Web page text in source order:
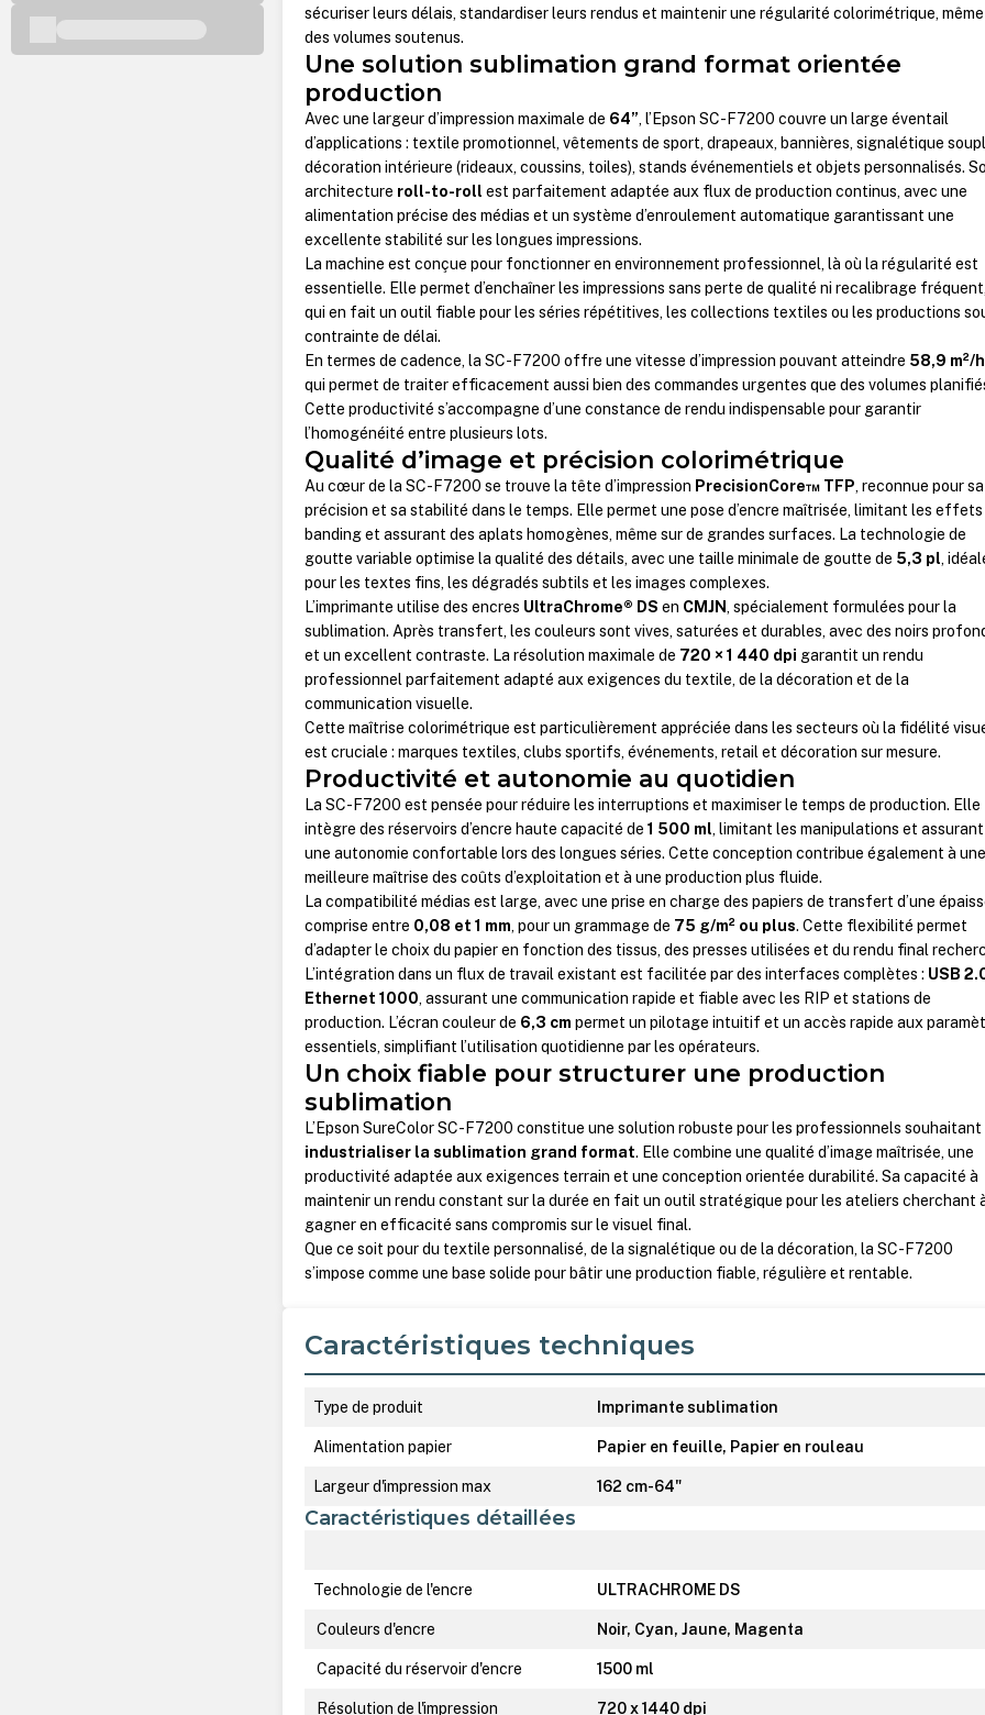
sécuriser leurs délais, standardiser leurs rendus et maintenir une régularité colorimétrique,
des volumes soutenus.
Une solution sublimation grand format orientée
production
Avec une largeur d’impression maximale de 64”, l’Epson SC-F7200 couvre un large éventail
d’applications : textile promotionnel, vêtements de sport, drapeaux, bannières, signalétique
décoration intérieure (rideaux, coussins, toiles), stands événementiels et objets personnalisés.
architecture roll-to-roll est parfaitement adaptée aux flux de production continus, avec une
alimentation précise des médias et un système d’enroulement automatique garantissant une
excellente stabilité sur les longues impressions.
La machine est conçue pour fonctionner en environnement professionnel, là où la régularité est
essentielle. Elle permet d’enchaîner les impressions sans perte de qualité ni recalibrage
qui en fait un outil fiable pour les séries répétitives, les collections textiles ou les productions
contrainte de délai.
En termes de cadence, la SC-F7200 offre une vitesse d’impression pouvant atteindre 58,9 m²/h
qui permet de traiter efficacement aussi bien des commandes urgentes que des volumes
Cette productivité s’accompagne d’une constance de rendu indispensable pour garantir
l’homogénéité entre plusieurs lots.
Qualité d’image et précision colorimétrique
Au cœur de la SC-F7200 se trouve la tête d’impression PrecisionCore™ TFP, reconnue pour sa
précision et sa stabilité dans le temps. Elle permet une pose d’encre maîtrisée, limitant les effets
banding et assurant des aplats homogènes, même sur de grandes surfaces. La technologie de
goutte variable optimise la qualité des détails, avec une taille minimale de goutte de 5,3 pl,
pour les textes fins, les dégradés subtils et les images complexes.
L’imprimante utilise des encres UltraChrome® DS en CMJN, spécialement formulées pour la
sublimation. Après transfert, les couleurs sont vives, saturées et durables, avec des noirs
et un excellent contraste. La résolution maximale de 720 × 1 440 dpi garantit un rendu
professionnel parfaitement adapté aux exigences du textile, de la décoration et de la
communication visuelle.
Cette maîtrise colorimétrique est particulièrement appréciée dans les secteurs où la fidélité
est cruciale : marques textiles, clubs sportifs, événements, retail et décoration sur mesure.
Productivité et autonomie au quotidien
La SC-F7200 est pensée pour réduire les interruptions et maximiser le temps de production. Elle
intègre des réservoirs d’encre haute capacité de1 500 ml, limitant les manipulations et assurant
une autonomie confortable lors des longues séries. Cette conception contribue également à
meilleure maîtrise des coûts d’exploitation et à une production plus fluide.
La compatibilité médias est large, avec une prise en charge des papiers de transfert d’une
comprise entre 0,08 et 1 mm, pour un grammage de 75 g/m² ou plus. Cette flexibilité permet
d’adapter le choix du papier en fonction des tissus, des presses utilisées et du rendu final
L’intégration dans un flux de travail existant est facilitée par des interfaces complètes : USB
Ethernet 1000, assurant une communication rapide et fiable avec les RIP et stations de
production. L’écran couleur de 6,3 cm permet un pilotage intuitif et un accès rapide aux
essentiels, simplifiant l’utilisation quotidienne par les opérateurs.
Un choix fiable pour structurer une production
sublimation
L’Epson SureColor SC-F7200 constitue une solution robuste pour les professionnels souhaitant
industrialiser la sublimation grand format. Elle combine une qualité d’image maîtrisée, une
productivité adaptée aux exigences terrain et une conception orientée durabilité. Sa capacité à
maintenir un rendu constant sur la durée en fait un outil stratégique pour les ateliers cherchant
gagner en efficacité sans compromis sur le visuel final.
Que ce soit pour du textile personnalisé, de la signalétique ou de la décoration, la SC-F7200
s’impose comme une base solide pour bâtir une production fiable, régulière et rentable.
Caractéristiques techniques
Type de produit Imprimante sublimation
Alimentation papier Papier en feuille, Papier en rouleau
Largeur d'impression max 162 cm-64"
Caractéristiques détaillées
Technologie de l'encre ULTRACHROME DS
Couleurs d'encre Noir, Cyan, Jaune, Magenta
Capacité du réservoir d'encre 1500 ml
Résolution de l'impression 720 x 1440 dpi